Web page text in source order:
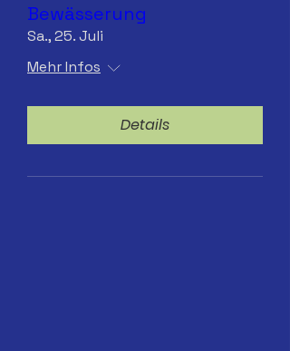
Bewässerung
Sa., 25. Juli
Mehr Infos
Details